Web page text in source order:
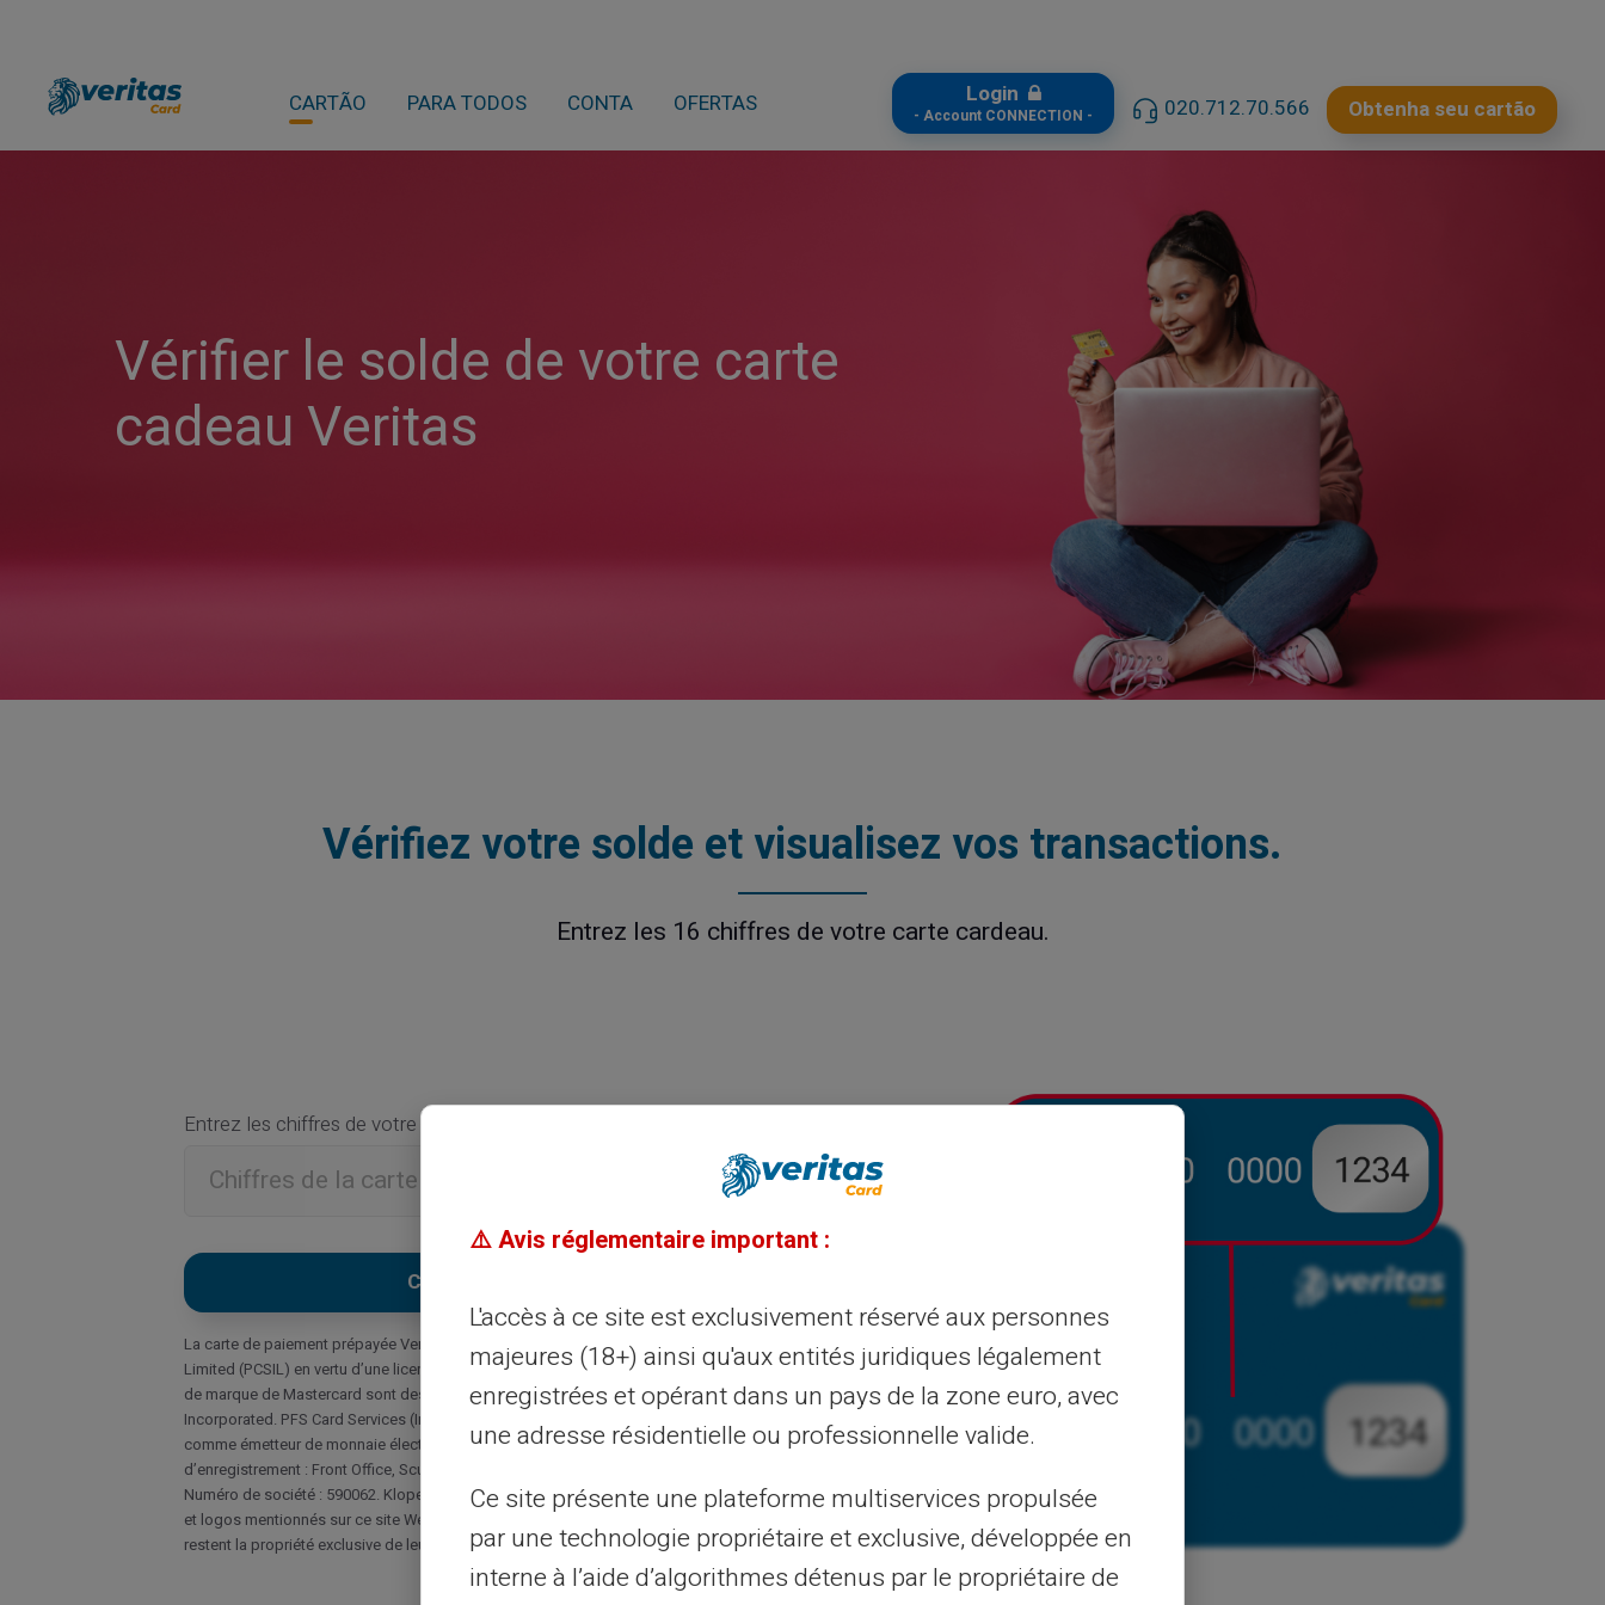
CARTÃO PARA TODOS CONTA OFERTAS Login
- Account CONNECTION - 020.712.70.566 Obtenha seu cartão
Vérifier le solde de votre carte
cadeau Veritas
Vérifiez votre solde et visualisez vos transactions.
Entrez les 16 chiffres de votre carte cardeau.
Entrez les chiffres de votre carte cadeau
La carte de paiement prépayée Veritas Mastercard est émise par PFS Card Services (Ireland)
Limited (PCSIL) en vertu d’une licence de Mastercard International. Mastercard et l’emblème
de marque de Mastercard sont des marques déposées de Mastercard International
Incorporated. PFS Card Services (Ireland) Limited est régulé par la Banque centrale d’Irlande
comme émetteur de monnaie électronique sous le numéro de licence C175999. Adresse
d’enregistrement : Front Office, Scurlockstown Business Park, Trim, Co. Meath, C15 K2R9.
Numéro de société : 590062. Klopercom 2010 – CARD VERITAS © Toutes les autres marques
et logos mentionnés sur ce site Web sont utilisés à des fins d’identification uniquement et
restent la propriété exclusive de leurs propriétaires respectifs.
⚠️ Avis réglementaire important :
L'accès à ce site est exclusivement réservé aux personnes
majeures (18+) ainsi qu'aux entités juridiques légalement
enregistrées et opérant dans un pays de la zone euro, avec
une adresse résidentielle ou professionnelle valide.
Ce site présente une plateforme multiservices propulsée
par une technologie propriétaire et exclusive, développée en
interne à l’aide d’algorithmes détenus par le propriétaire de